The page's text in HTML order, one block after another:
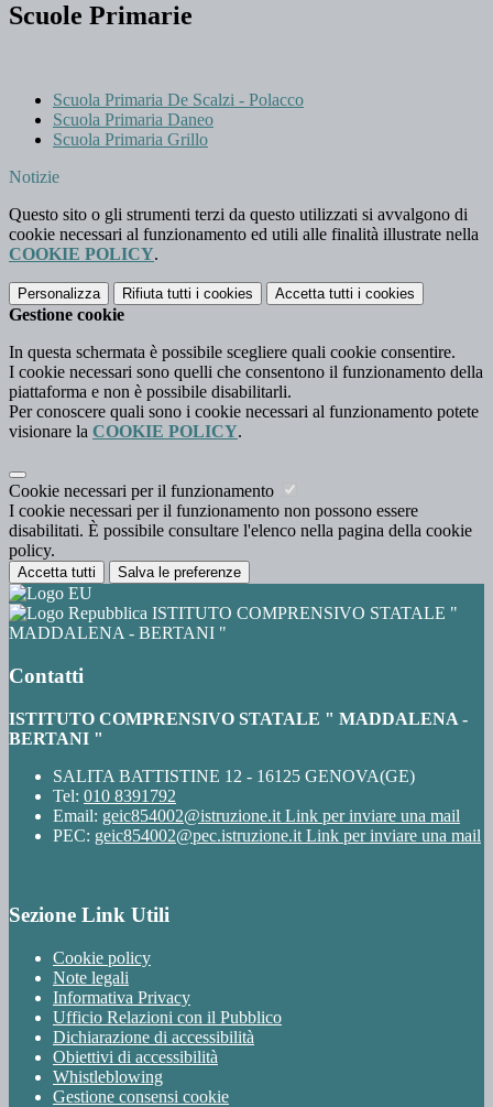
Scuole Primarie
Scuola Primaria De Scalzi - Polacco
Scuola Primaria Daneo
Scuola Primaria Grillo
Notizie
Questo sito o gli strumenti terzi da questo utilizzati si avvalgono di
cookie necessari al funzionamento ed utili alle finalità illustrate nella
COOKIE POLICY.
Personalizza Rifiuta tutti i cookies Accetta tutti i cookies
Gestione cookie
In questa schermata è possibile scegliere quali cookie consentire.
I cookie necessari sono quelli che consentono il funzionamento della
piattaforma e non è possibile disabilitarli.
Per conoscere quali sono i cookie necessari al funzionamento potete
visionare la COOKIE POLICY.
Cookie necessari per il funzionamento
I cookie necessari per il funzionamento non possono essere
disabilitati. È possibile consultare l'elenco nella pagina della cookie
policy.
Accetta tutti Salva le preferenze
ISTITUTO COMPRENSIVO STATALE "
MADDALENA - BERTANI "
Contatti
ISTITUTO COMPRENSIVO STATALE " MADDALENA -
BERTANI "
SALITA BATTISTINE 12 - 16125 GENOVA(GE)
Tel: 010 8391792
Email: geic854002@istruzione.it Link per inviare una mail
PEC: geic854002@pec.istruzione.it Link per inviare una mail
Sezione Link Utili
Cookie policy
Note legali
Informativa Privacy
Ufficio Relazioni con il Pubblico
Dichiarazione di accessibilità
Obiettivi di accessibilità
Whistleblowing
Gestione consensi cookie